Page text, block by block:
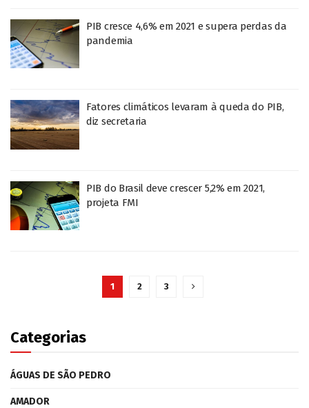
PIB cresce 4,6% em 2021 e supera perdas da
pandemia
Fatores climáticos levaram à queda do PIB,
diz secretaria
PIB do Brasil deve crescer 5,2% em 2021,
projeta FMI
1 2 3
Categorias
ÁGUAS DE SÃO PEDRO
AMADOR